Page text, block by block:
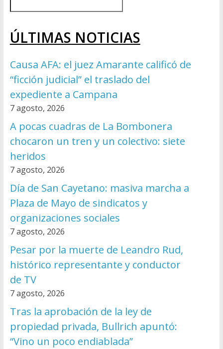
ÚLTIMAS NOTICIAS
Causa AFA: el juez Amarante calificó de
“ficción judicial” el traslado del
expediente a Campana
7 agosto, 2026
A pocas cuadras de La Bombonera
chocaron un tren y un colectivo: siete
heridos
7 agosto, 2026
Día de San Cayetano: masiva marcha a
Plaza de Mayo de sindicatos y
organizaciones sociales
7 agosto, 2026
Pesar por la muerte de Leandro Rud,
histórico representante y conductor
de TV
7 agosto, 2026
Tras la aprobación de la ley de
propiedad privada, Bullrich apuntó:
“Vino un poco endiablada”